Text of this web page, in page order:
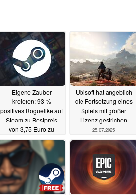
Eigene Zauber
kreieren: 93 %
positives Roguelike auf
Steam zu Bestpreis
von 3,75 Euro zu
ergattern26.07.2025
Ubisoft hat angeblich
die Fortsetzung eines
Spiels mit großer
Lizenz gestrichen
25.07.2025